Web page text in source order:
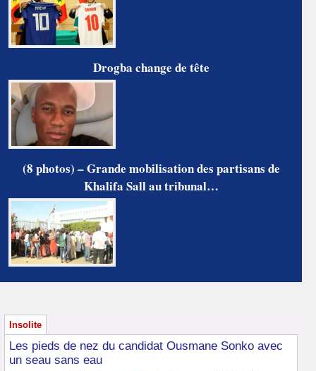
Drogba change de tête
(8 photos) – Grande mobilisation des partisans de
Khalifa Sall au tribunal…
Insolite
Les pieds de nez du candidat Ousmane Sonko avec
un seau sans eau